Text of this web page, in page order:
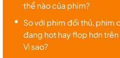
thể nào của phim?
So với phim đối thủ, phim
đang hot hay flop hơn trên
Vì sao?